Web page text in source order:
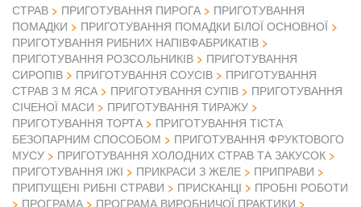
СТРАВ
ПРИГОТУВАННЯ ПИРОГА
ПРИГОТУВАННЯ
ПОМАДКИ
ПРИГОТУВАННЯ ПОМАДКИ БІЛОЇ ОСНОВНОЇ
ПРИГОТУВАННЯ РИБНИХ НАПІВФАБРИКАТІВ
ПРИГОТУВАННЯ РОЗСОЛЬНИКІВ
ПРИГОТУВАННЯ
СИРОПІВ
ПРИГОТУВАННЯ СОУСІВ
ПРИГОТУВАННЯ
СТРАВ З М ЯСА
ПРИГОТУВАННЯ СУПІВ
ПРИГОТУВАННЯ
СІЧЕНОЇ МАСИ
ПРИГОТУВАННЯ ТИРАЖУ
ПРИГОТУВАННЯ ТОРТА
ПРИГОТУВАННЯ ТІСТА
БЕЗОПАРНИМ СПОСОБОМ
ПРИГОТУВАННЯ ФРУКТОВОГО
МУСУ
ПРИГОТУВАННЯ ХОЛОДНИХ СТРАВ ТА ЗАКУСОК
ПРИГОТУВАННЯ ІЖІ
ПРИКРАСИ З ЖЕЛЕ
ПРИПРАВИ
ПРИПУЩЕНІ РИБНІ СТРАВИ
ПРИСКАНЦІ
ПРОБНІ РОБОТИ
ПРОГРАМА
ПРОГРАМА ВИРОБНИЧОЇ ПРАКТИКИ